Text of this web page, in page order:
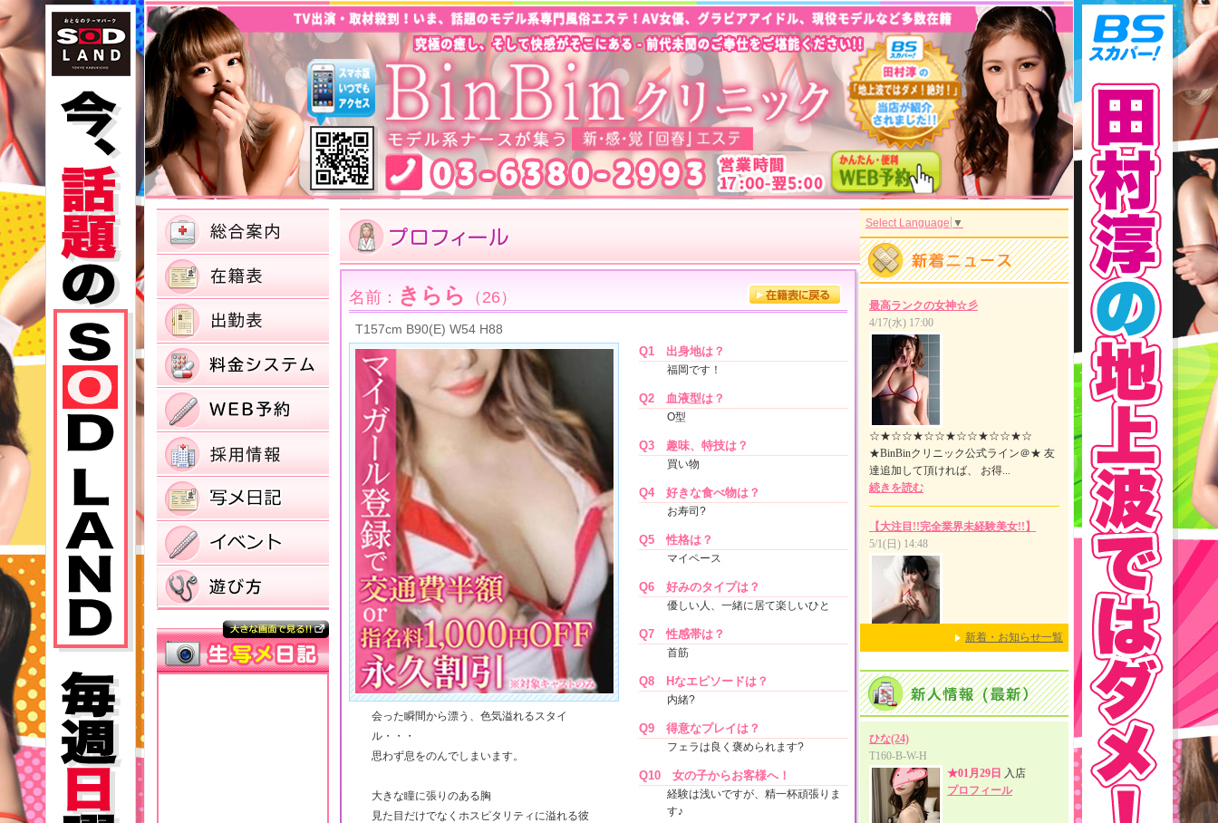
名前： きらら （26）
T157cm B90(E) W54 H88
会った瞬間から漂う、色気溢れるスタイ
ル・・・
思わず息をのんでしまいます。
大きな瞳に張りのある胸
見た目だけでなくホスピタリティに溢れる彼
Q1 出身地は？
福岡です！
Q2 血液型は？
O型
Q3 趣味、特技は？
買い物
Q4 好きな食べ物は？
お寿司?
Q5 性格は？
マイペース
Q6 好みのタイプは？
優しい人、一緒に居て楽しいひと
Q7 性感帯は？
首筋
Q8 Hなエピソードは？
内緒?
Q9 得意なプレイは？
フェラは良く褒められます?
Q10 女の子からお客様へ！
経験は浅いですが、精一杯頑張りま
す♪
Select Language ▼
新着・お知らせ一覧